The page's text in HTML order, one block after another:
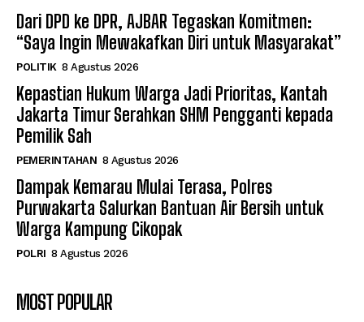
Dari DPD ke DPR, AJBAR Tegaskan Komitmen:
“Saya Ingin Mewakafkan Diri untuk Masyarakat”
POLITIK 8 Agustus 2026
Kepastian Hukum Warga Jadi Prioritas, Kantah
Jakarta Timur Serahkan SHM Pengganti kepada
Pemilik Sah
PEMERINTAHAN 8 Agustus 2026
Dampak Kemarau Mulai Terasa, Polres
Purwakarta Salurkan Bantuan Air Bersih untuk
Warga Kampung Cikopak
POLRI 8 Agustus 2026
MOST POPULAR